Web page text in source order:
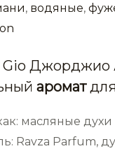
, водяные,
Gio Джорджио
аромат
масляные духи
Ravza Parfum,